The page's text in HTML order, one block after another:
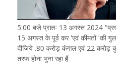
5:00 बजे प्रातः 13 अगस्त 2024
15 अगस्त के पूर्व कर 'एवं कीमतों 'की
दीजिये .80 करोड़ कंगाल एवं 22 करोड़
तरफ होना भुना रहा हैं